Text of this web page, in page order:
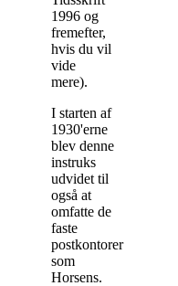
1996 og
fremefter,
hvis du vil
vide
mere).
I starten af
1930'erne
blev denne
instruks
udvidet til
også at
omfatte de
faste
postkontorer
som
Horsens.